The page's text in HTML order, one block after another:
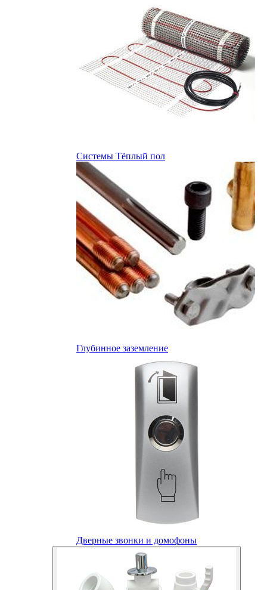
Системы Тёплый пол
Глубинное заземление
Дверные звонки и домофоны